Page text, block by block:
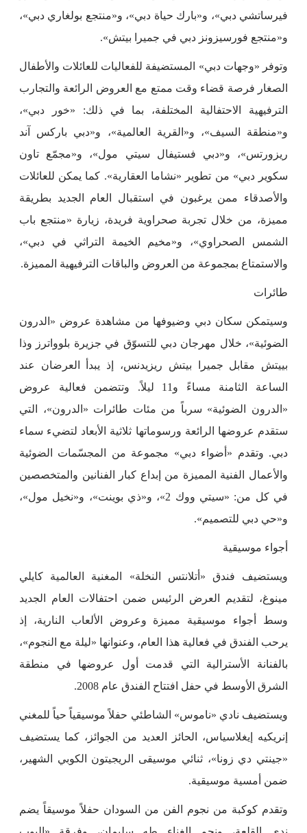
فيرساتشي دبي»، و«بارك حياة دبي»، و«منتجع بولغاري دبي»،
و«منتجع فورسيزونز دبي في جميرا بيتش».
وتوفر «وجهات دبي» المستضيفة للفعاليات للعائلات والأطفال
الصغار فرصة قضاء وقت ممتع مع العروض الرائعة والتجارب
الترفيهية الاحتفالية المختلفة، بما في ذلك: «خور دبي»،
و«منطقة السيف»، و«القرية العالمية»، و«دبي باركس آند
ريزورتس»، و«دبي فستيفال سيتي مول»، و«مجمّع تاون
سكوير دبي» من تطوير «نشاما العقارية». كما يمكن للعائلات
والأصدقاء ممن يرغبون في استقبال العام الجديد بطريقة
مميزة، من خلال تجربة صحراوية فريدة، زيارة «منتجع باب
الشمس الصحراوي»، و«مخيم الخيمة التراثي في دبي»،
والاستمتاع بمجموعة من العروض والباقات الترفيهية المميزة.
طائرات
وسيتمكن سكان دبي وضيوفها من مشاهدة عروض «الدرون
الضوئية»، خلال مهرجان دبي للتسوّق في جزيرة بلوواترز وذا
بييتش مقابل جميرا بيتش ريزيدنس، إذ يبدأ العرضان عند
الساعة الثامنة مساءً و11 ليلاً. وتتضمن فعالية عروض
«الدرون الضوئية» سرباً من مئات طائرات «الدرون»، التي
ستقدم عروضها الرائعة ورسوماتها ثلاثية الأبعاد لتضيء سماء
دبي. وتقدم «أضواء دبي» مجموعة من المجسّمات الضوئية
والأعمال الفنية المميزة من إبداع كبار الفنانين والمتخصصين
في كل من: «سيتي ووك 2»، و«ذي بوينت»، و«نخيل مول»،
و«حي دبي للتصميم».
أجواء موسيقية
ويستضيف فندق «أتلانتس النخلة» المغنية العالمية كايلي
مينوغ، لتقديم العرض الرئيس ضمن احتفالات العام الجديد
وسط أجواء موسيقية مميزة وعروض الألعاب النارية، إذ
يرحب الفندق في فعالية هذا العام، وعنوانها «ليلة مع النجوم»،
بالفنانة الأسترالية التي قدمت أول عروضها في منطقة
الشرق الأوسط في حفل افتتاح الفندق عام 2008.
ويستضيف نادي «ناموس» الشاطئي حفلاً موسيقياً حياً للمغني
إنريكيه إيغلاسياس، الحائز العديد من الجوائز، كما يستضيف
«جينتي دي زونا»، ثنائي موسيقى الريجيتون الكوبي الشهير،
ضمن أمسية موسيقية.
وتقدم كوكبة من نجوم الفن من السودان حفلاً موسيقاً يضم